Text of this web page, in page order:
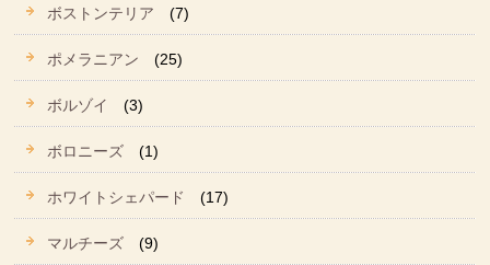
ボストンテリア (7)
ポメラニアン (25)
ボルゾイ (3)
ボロニーズ (1)
ホワイトシェパード (17)
マルチーズ (9)